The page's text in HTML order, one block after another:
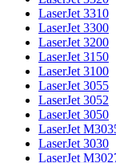
LaserJet 3310
LaserJet 3300
LaserJet 3200
LaserJet 3150
LaserJet 3100
LaserJet 3055
LaserJet 3052
LaserJet 3050
LaserJet
LaserJet 3030
LaserJet